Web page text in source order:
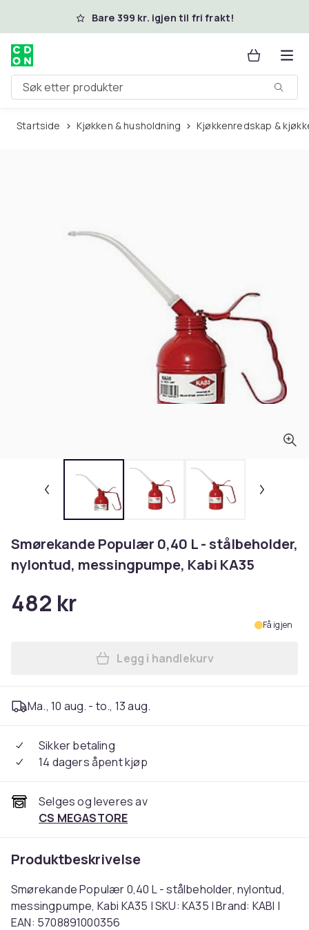
Hopp til hovedinnholdBare 399 kr. igjen til fri frakt!
Søk etter produkter
Startside Kjøkken & husholdning Kjøkkenredskap &
Smørekande Populær 0,40 L - stålbeholder,
nylontud, messingpumpe, Kabi KA35
482 kr
Få igjen
Legg Smørekande
Legg i handlekurv
Ma., 10 aug. - to., 13 aug.
Sikker betaling
14 dagers åpent kjøp
Selges og leveres av
CS MEGASTORE
Produktbeskrivelse
Smørekande Populær 0,40 L - stålbeholder, nylontud,
messingpumpe, Kabi KA35 | SKU: KA35 | Brand: KABI |
EAN: 5708891000356